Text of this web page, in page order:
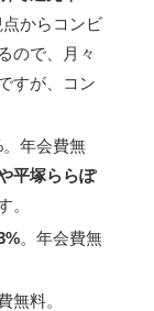
からコンビ
ので、月々
すが、コン
。年会費無
平塚ららぽ
。
。年会費無
無料。